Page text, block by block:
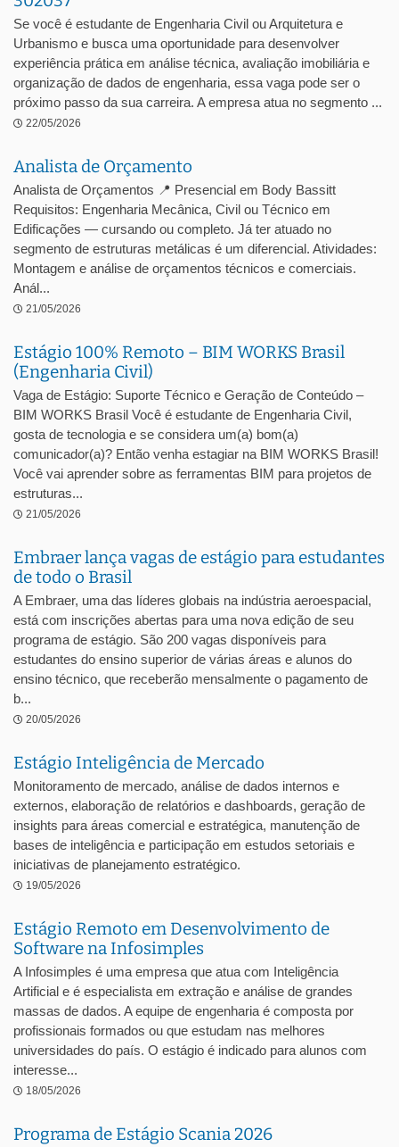
Se você é estudante de Engenharia Civil ou Arquitetura e
Urbanismo e busca uma oportunidade para desenvolver
experiência prática em análise técnica, avaliação imobiliária e
organização de dados de engenharia, essa vaga pode ser o
próximo passo da sua carreira. A empresa atua no segmento ...
22/05/2026
Analista de Orçamento
Analista de Orçamentos 📍 Presencial em Body Bassitt
Requisitos: Engenharia Mecânica, Civil ou Técnico em
Edificações — cursando ou completo. Já ter atuado no
segmento de estruturas metálicas é um diferencial. Atividades:
Montagem e análise de orçamentos técnicos e comerciais.
Anál...
21/05/2026
Estágio 100% Remoto – BIM WORKS Brasil
(Engenharia Civil)
Vaga de Estágio: Suporte Técnico e Geração de Conteúdo –
BIM WORKS Brasil Você é estudante de Engenharia Civil,
gosta de tecnologia e se considera um(a) bom(a)
comunicador(a)? Então venha estagiar na BIM WORKS Brasil!
Você vai aprender sobre as ferramentas BIM para projetos de
estruturas...
21/05/2026
Embraer lança vagas de estágio para estudantes
de todo o Brasil
A Embraer, uma das líderes globais na indústria aeroespacial,
está com inscrições abertas para uma nova edição de seu
programa de estágio. São 200 vagas disponíveis para
estudantes do ensino superior de várias áreas e alunos do
ensino técnico, que receberão mensalmente o pagamento de
b...
20/05/2026
Estágio Inteligência de Mercado
Monitoramento de mercado, análise de dados internos e
externos, elaboração de relatórios e dashboards, geração de
insights para áreas comercial e estratégica, manutenção de
bases de inteligência e participação em estudos setoriais e
iniciativas de planejamento estratégico.
19/05/2026
Estágio Remoto em Desenvolvimento de
Software na Infosimples
A Infosimples é uma empresa que atua com Inteligência
Artificial e é especialista em extração e análise de grandes
massas de dados. A equipe de engenharia é composta por
profissionais formados ou que estudam nas melhores
universidades do país. O estágio é indicado para alunos com
interesse...
18/05/2026
Programa de Estágio Scania 2026